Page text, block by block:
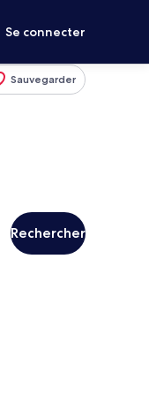
Se connecter
Sauvegarder
Rechercher